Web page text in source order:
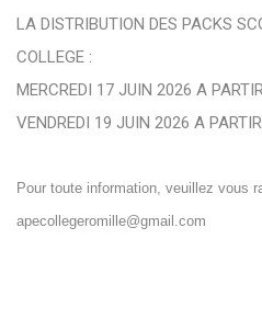
LA DISTRIBUTION DES PACKS
COLLEGE :
MERCREDI 17 JUIN 2026 A
VENDREDI 19 JUIN 2026 A
Pour toute information, veuillez vous
apecollegeromille@gmail.com